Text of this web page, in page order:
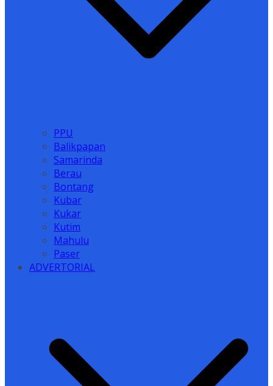
PPU
Balikpapan
Samarinda
Berau
Bontang
Kubar
Kukar
Kutim
Mahulu
Paser
ADVERTORIAL